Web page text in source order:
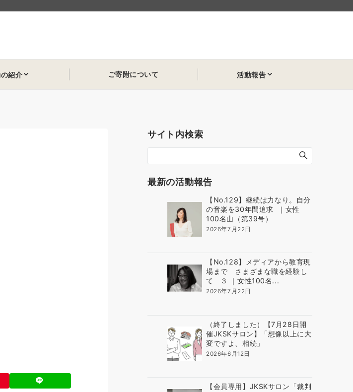
紹介 ご寄附について 活動報告
サイト内検索
最新の活動報告
【No.129】継続は力なり。自分
の音楽を30年間追求 ｜女性
100名山（第39号）
2026年7月22日
【No.128】メディアから教育現
場まで さまざまな職を経験し
て ３ ｜女性100名...
2026年7月22日
（終了しました）【7月28日開
催JKSKサロン】「想像以上に大
変ですよ、相続」
2026年6月12日
【会員専用】JKSKサロン「裁判